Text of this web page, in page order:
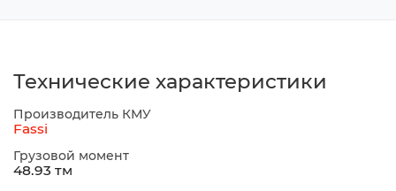
Технические характеристики
Производитель КМУ
Fassi
Грузовой момент
48.93 тм